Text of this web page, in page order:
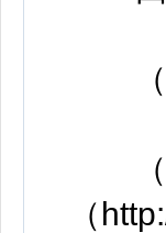
（一
（二
（